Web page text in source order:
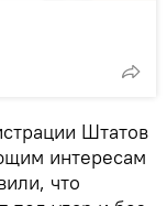
Штатов
интересам
что